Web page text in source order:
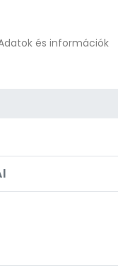
és információk